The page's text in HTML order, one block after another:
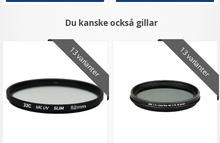
Du kanske också gillar
13 varianter 13 varianter